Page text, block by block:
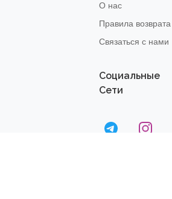
О нас
Правила возврата
Связаться с нами
Социальные
Сети